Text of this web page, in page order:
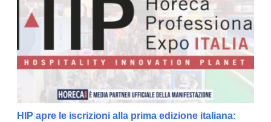
HIP apre le iscrizioni alla prima edizione italiana: